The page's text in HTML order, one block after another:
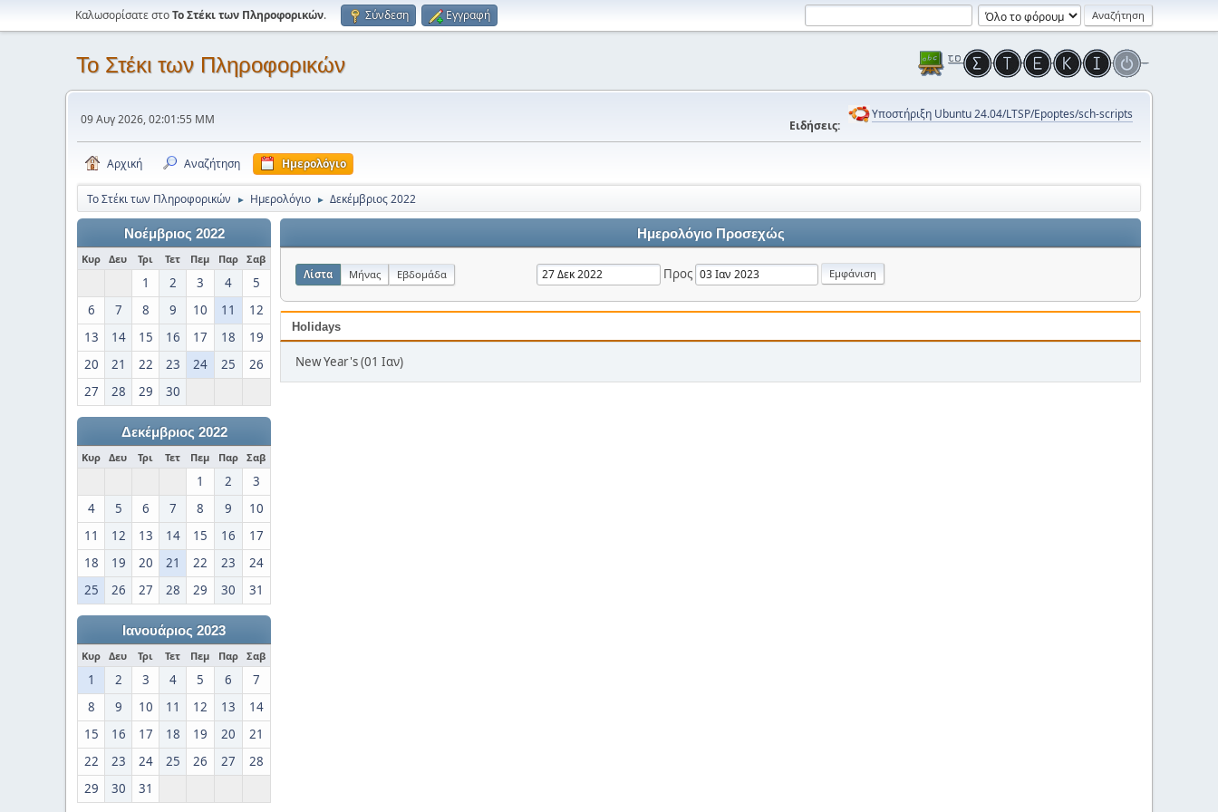
Καλωσορίσατε στοΤο Στέκι των Πληροφορικών. Σύνδεση Εγγραφή
Το Στέκι των Πληροφορικών
09 Αυγ 2026, 02:01:55 ΜΜ Ειδήσεις:
Υποστήριξη Ubuntu 24.04/LTSP/Epoptes/sch-scripts
Αρχική Αναζήτηση Ημερολόγιο
Το Στέκι των Πληροφορικών ► Ημερολόγιο ► Δεκέμβριος 2022
Νοέμβριος 2022
Κυρ Δευ Τρι Τετ Πεμ Παρ Σαβ
1 2 3 4
5
6
7 8 9 10 11
12
13
14 15 16 17 18
19
20
21 22 23 24 25
26
27
28 29 30
Δεκέμβριος 2022
Κυρ Δευ Τρι Τετ Πεμ Παρ Σαβ
1 2
3
4
5 6 7 8 9
10
11
12 13 14 15 16
17
18
19 20 21 22 23
24
25
26 27 28 29 30 31
Ιανουάριος 2023
Κυρ Δευ Τρι Τετ Πεμ Παρ Σαβ
1 2 3 4 5 6
7
8
9 10 11 12 13
14
15
16 17 18 19 20
21
22
23 24 25 26 27
28
29
30 31
Ημερολόγιο Προσεχώς
Λίστα Μήνας Εβδομάδα Προς
Holidays
New Year's (01 Ιαν)